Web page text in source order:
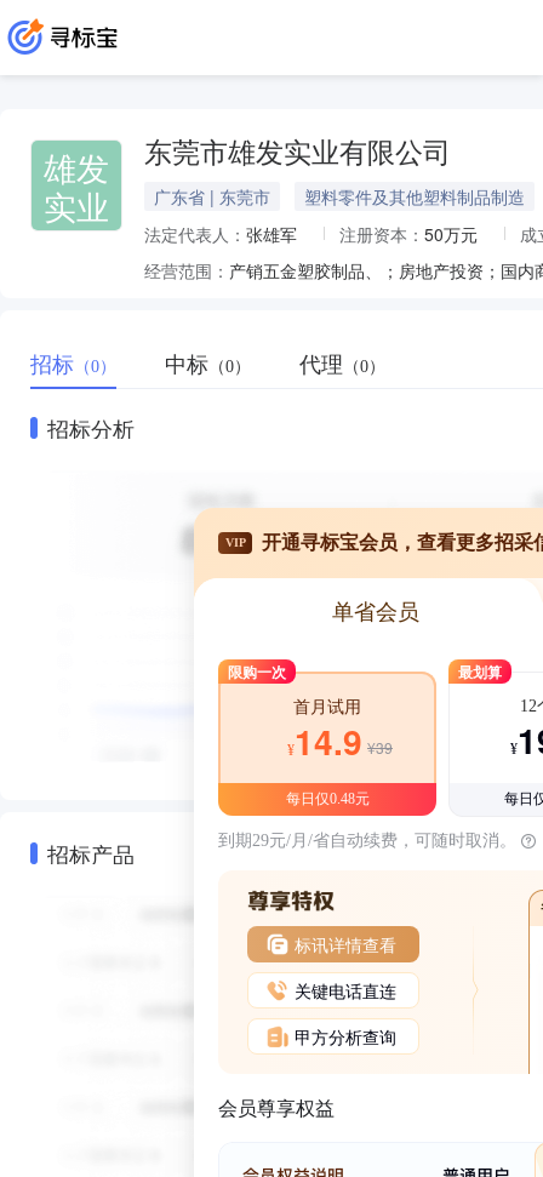
雄发
实业
东莞市雄发实业有限公司
广东省 | 东莞市
塑料零件及其他塑料制品制造
法定代表人： 张雄军 注册资本： 50万元
成
经营范围： 产销五金塑胶制品、；房地产投资；国
招标 （0） 中标 （0） 代理 （0）
招标分析
招标产品
VIP 开通寻标宝会员，查看更多招采
单省会员
限购一次
首月试用
¥14.9 ¥39
每日仅0.48元
最划算
12
¥
每日
到期29元/月/省自动续费，可随时取消。
标讯详情查看
关键电话直连
甲方分析查询
会员尊享权益